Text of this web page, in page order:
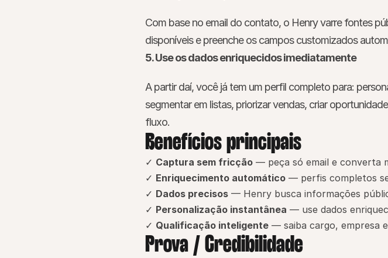
Com base no email do contato, o Henry varre fontes
disponíveis e preenche os campos customizados
5. Use os dados enriquecidos imediatamente
A partir daí, você já tem um perfil completo para:
segmentar em listas, priorizar vendas, criar
fluxo.
Benefícios principais
✓ Captura sem fricção — peça só email e converta
✓ Enriquecimento automático — perfis completos
✓ Dados precisos — Henry busca informações
✓ Personalização instantânea — use dados
✓ Qualificação inteligente — saiba cargo, empresa
Prova / Credibilidade